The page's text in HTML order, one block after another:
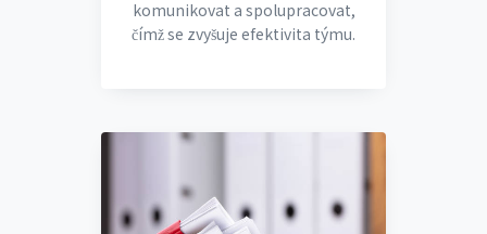
komunikovat a spolupracovat,
čímž se zvyšuje efektivita týmu.